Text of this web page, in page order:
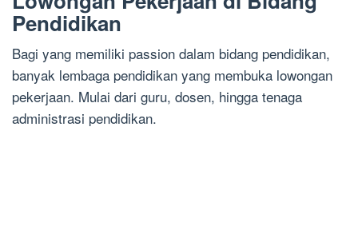
Pendidikan
Bagi yang memiliki passion dalam bidang pendidikan,
banyak lembaga pendidikan yang membuka lowongan
pekerjaan. Mulai dari guru, dosen, hingga tenaga
administrasi pendidikan.